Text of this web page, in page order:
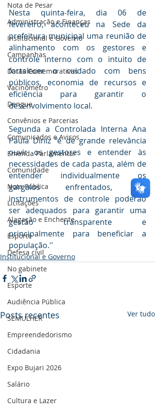
Nota de Pesar
Administração e Finanças
Institucional e Governo
Campanhas
Datas Comemorativas
Vacinômetro
Dengue
Convênios e Parcerias
Comunicados e Avisos
Emenda Parlamentar
Comunidade
Nota Pública
Licitações
Alagação e Enchente
Esporte
Defesa civil
No gabinete
Esporte
Audiência Pública
SEMULHER
Empreendedorismo
Cidadania
Expo Bujari 2026
Salário
Cultura e Lazer
Nesta quinta-feira, dia 06 de
fevereiro, aconteceu na Sede da
prefeitura municipal uma reunião de
alinhamento com os gestores e
controle interno com o intuito de
fortalecer o cuidado com bens
públicos, economia de recursos e
eficiência para garantir o
desenvolvimento local.
Segunda a Controlada Interna Ana
Paula Diniz “é de grande relevância
ouvir os gestores e entender às
necessidades de cada pasta, além de
entender individualmente os
gargalos enfrentados, os
instrumentos de controle poderão
ser adequados para garantir uma
gestão transparente e
principalmente para beneficiar a
população.''
Institucional e Governo
Posts recentes Ver tudo